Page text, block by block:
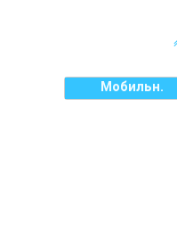
Мобильн.